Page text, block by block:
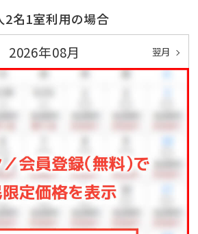
2名1室利用の場合
2026年08月 翌月